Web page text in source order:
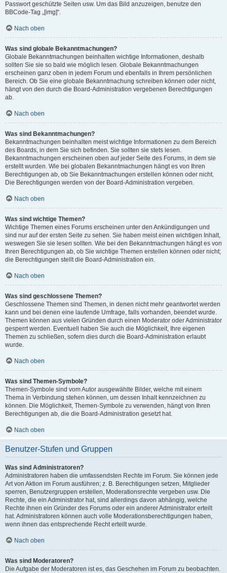
Passwort geschützte Seiten usw. Um das Bild anzuzeigen, benutze den
BBCode-Tag „[img]“.
Nach oben
Was sind globale Bekanntmachungen?
Globale Bekanntmachungen beinhalten wichtige Informationen, deshalb
sollten Sie sie so bald wie möglich lesen. Globale Bekanntmachungen
erscheinen ganz oben in jedem Forum und ebenfalls in Ihrem persönlichen
Bereich. Ob Sie eine globale Bekanntmachung schreiben können oder nicht,
hängt von den durch die Board-Administration vergebenen Berechtigungen
ab.
Nach oben
Was sind Bekanntmachungen?
Bekanntmachungen beinhalten meist wichtige Informationen zu dem Bereich
des Boards, in dem Sie sich befinden. Sie sollten sie stets lesen.
Bekanntmachungen erscheinen oben auf jeder Seite des Forums, in dem sie
erstellt wurden. Wie bei globalen Bekanntmachungen hängt es von Ihren
Berechtigungen ab, ob Sie Bekanntmachungen erstellen können oder nicht.
Die Berechtigungen werden von der Board-Administration vergeben.
Nach oben
Was sind wichtige Themen?
Wichtige Themen eines Forums erscheinen unter den Ankündigungen und
sind nur auf der ersten Seite zu sehen. Sie haben meist einen wichtigen Inhalt,
weswegen Sie sie lesen sollten. Wie bei den Bekanntmachungen hängt es von
Ihren Berechtigungen ab, ob Sie wichtige Themen erstellen können oder nicht;
die Berechtigungen stellt die Board-Administration ein.
Nach oben
Was sind geschlossene Themen?
Geschlossene Themen sind Themen, in denen nicht mehr geantwortet werden
kann und bei denen eine laufende Umfrage, falls vorhanden, beendet wurde.
Themen können aus vielen Gründen durch einen Moderator oder Administrator
gesperrt werden. Eventuell haben Sie auch die Möglichkeit, Ihre eigenen
Themen zu schließen, sofern dies durch die Board-Administration erlaubt
wurde.
Nach oben
Was sind Themen-Symbole?
Themen-Symbole sind vom Autor ausgewählte Bilder, welche mit einem
Thema in Verbindung stehen können, um dessen Inhalt kennzeichnen zu
können. Die Möglichkeit, Themen-Symbole zu verwenden, hängt von Ihren
Berechtigungen ab, die die Board-Administration gesetzt hat.
Nach oben
Benutzer-Stufen und Gruppen
Was sind Administratoren?
Administratoren haben die umfassendsten Rechte im Forum. Sie können jede
Art von Aktion im Forum ausführen; z. B. Berechtigungen setzen, Mitglieder
sperren, Benutzergruppen erstellen, Moderationsrechte vergeben usw. Die
Rechte, die ein Administrator hat, sind allerdings davon abhängig, welche
Rechte ihnen ein Gründer des Forums oder ein anderer Administrator erteilt
hat. Administratoren können auch volle Moderationsberechtigungen haben,
wenn ihnen das entsprechende Recht erteilt wurde.
Nach oben
Was sind Moderatoren?
Die Aufgabe der Moderatoren ist es, das Geschehen im Forum zu beobachten.